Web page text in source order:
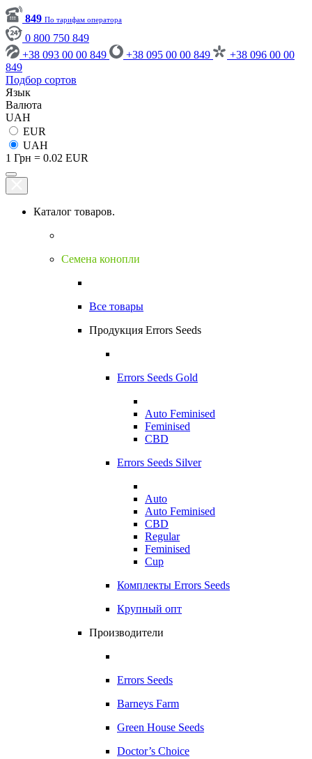
849 По тарифам оператора
0 800 750 849
+38 093 00 00 849
+38 095 00 00 849
+38 096 00 00
849
Подбор сортов
Язык
Валюта
UAH
EUR
UAH
1 Грн = 0.02 EUR
Каталог товаров.
Семена конопли
Все товары
Продукция Errors Seeds
Errors Seeds Gold
Auto Feminised
Feminised
CBD
Errors Seeds Silver
Auto
Auto Feminised
CBD
Regular
Feminised
Cup
Комплекты Errors Seeds
Крупный опт
Производители
Errors Seeds
Barneys Farm
Green House Seeds
Doctor’s Choice